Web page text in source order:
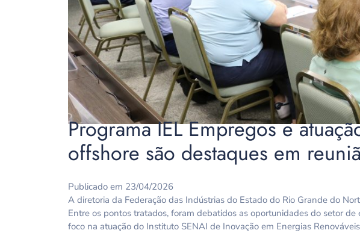
Programa IEL Empregos e
offshore são destaques em
Publicado em 23/04/2026
A diretoria da Federação das Indústrias do Estado do Rio Grande do
Entre os pontos tratados, foram debatidos as oportunidades do setor
foco na atuação do Instituto SENAI de Inovação em Energias